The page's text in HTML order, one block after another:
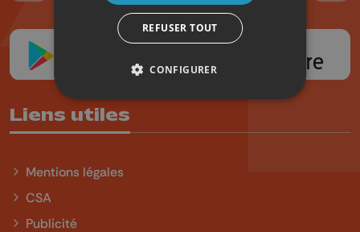
Liens utiles
Mentions légales
CSA
Publicité
REFUSER TOUT
CONFIGURER